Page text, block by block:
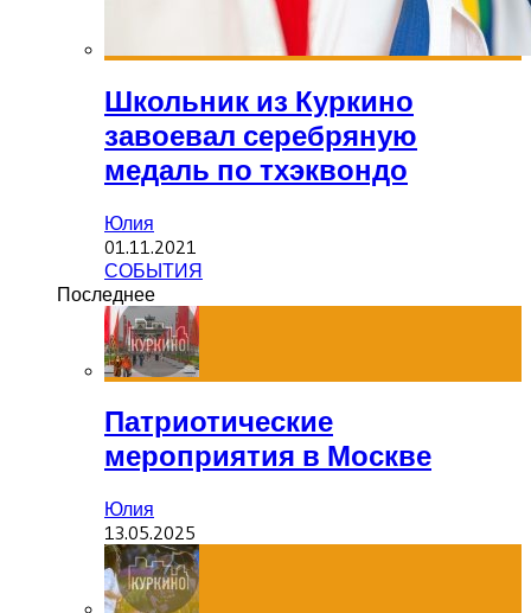
Школьник из Куркино
завоевал серебряную
медаль по тхэквондо
Юлия
01.11.2021
СОБЫТИЯ
Последнее
Патриотические
мероприятия в Москве
Юлия
13.05.2025